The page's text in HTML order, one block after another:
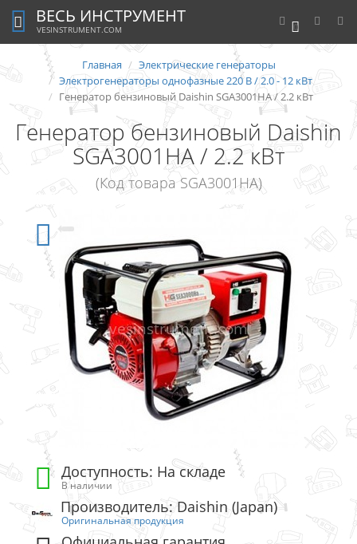
0
ВЕСЬ ИНСТРУМЕНТ
VESINSTRUMENT.COM
Главная
Электрические генераторы
Электрогенераторы однофазные 220 В / 2.0 - 12 кВт
Генератор бензиновый Daishin SGA3001HA / 2.2 кВт
Генератор бензиновый Daishin
SGA3001HA / 2.2 кВт
(Код товара SGA3001HA)
Доступность: На складе
В наличии
Производитель: Daishin (Japan)
Оригинальная продукция